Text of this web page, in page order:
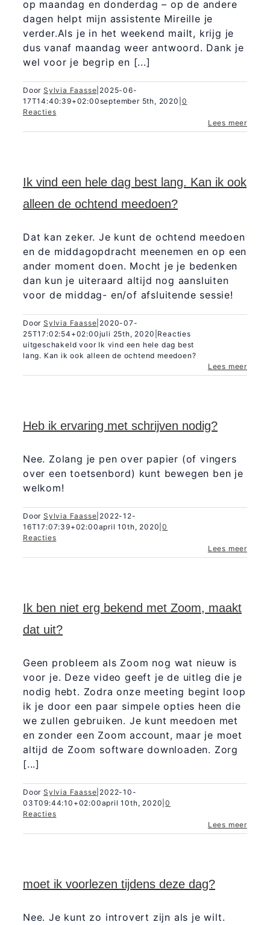
op maandag en donderdag – op de andere
dagen helpt mijn assistente Mireille je
verder.Als je in het weekend mailt, krijg je
dus vanaf maandag weer antwoord. Dank je
wel voor je begrip en [...]
Door Sylvia Faasse 2025-06-
17T14:40:39+02:00september 5th, 2020 0
Reacties
Lees meer
Ik vind een hele dag best lang. Kan ik ook
alleen de ochtend meedoen?
Dat kan zeker. Je kunt de ochtend meedoen
en de middagopdracht meenemen en op een
ander moment doen. Mocht je je bedenken
dan kun je uiteraard altijd nog aansluiten
voor de middag- en/of afsluitende sessie!
Door Sylvia Faasse 2020-07-
25T17:02:54+02:00juli 25th, 2020 Reacties
uitgeschakeld voor Ik vind een hele dag best
lang. Kan ik ook alleen de ochtend meedoen?
Lees meer
Heb ik ervaring met schrijven nodig?
Nee. Zolang je pen over papier (of vingers
over een toetsenbord) kunt bewegen ben je
welkom!
Door Sylvia Faasse 2022-12-
16T17:07:39+02:00april 10th, 2020 |0
Reacties
Lees meer
Ik ben niet erg bekend met Zoom, maakt
dat uit?
Geen probleem als Zoom nog wat nieuw is
voor je. Deze video geeft je de uitleg die je
nodig hebt. Zodra onze meeting begint loop
ik je door een paar simpele opties heen die
we zullen gebruiken. Je kunt meedoen met
en zonder een Zoom account, maar je moet
altijd de Zoom software downloaden. Zorg
[...]
Door Sylvia Faasse 2022-10-
03T09:44:10+02:00april 10th, 2020 |0
Reacties
Lees meer
moet ik voorlezen tijdens deze dag?
Nee. Je kunt zo introvert zijn als je wilt.